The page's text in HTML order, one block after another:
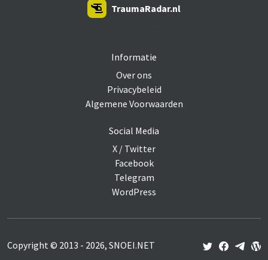
Informatie
Over ons
Privacybeleid
Algemene Voorwaarden
Social Media
X / Twitter
Facebook
Telegram
WordPress
TraumaRadar.nl
Copyright © 2013 - 2026, SNOEI.NET